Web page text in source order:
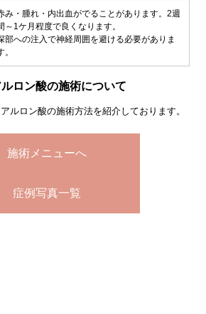
み・腫れ・内出血がでることがあります。2週
～1ケ月程度で良くなります。
部への注入で神経周囲を避ける必要がありま
。
ロン酸の施術について
ルロン酸の施術方法を紹介しております。
施術メニューへ
症例写真一覧